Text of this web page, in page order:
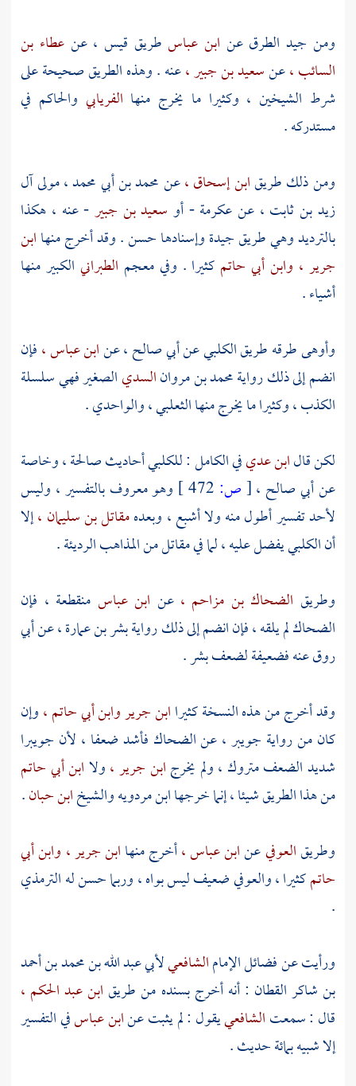
ومن جيد الطرق عن ابن عباس طريق قيس ،عنعطاء بن
السائب ،عنسعيد بن جبير ،عنه . وهذه الطريق صحيحة على
شرط الشيخين ، وكثيرا ما يخرج منها الفريابي والحاكم في
مستدركه .
ومن ذلك طريقابن إسحاق ،عنمحمد بن أبي محمد ، مولى آل
زيد بن ثابت ، عنعكرمة- أو سعيد بن جبير- عنه ، هكذا
بالترديد وهي طريق جيدة وإسنادها حسن . وقد أخرج منهاابن
جرير ، وابن أبي حاتم كثيرا . وفي معجم الطبراني الكبير منها
أشياء .
وأوهى طرقه طريقالكلبيعنأبي صالح ،عنابن عباس ،فإن
انضم إلى ذلك روايةمحمد بن مروانالسديالصغير فهي سلسلة
الكذب ، وكثيرا ما يخرج منهاالثعلبي ،والواحدي.
لكن قالابن عديفي الكامل :للكلبيأحاديث صالحة ، وخاصة
عنأبي صالح ،[ص:
وهو معروف بالتفسير ، وليس
لأحد تفسير أطول منه ولا أشبع ، وبعدهمقاتل بن سليمان ،إلا
أنالكلبييفضل عليه ، لما فيمقاتلمن المذاهب الرديئة .
وطريق الضحاك بن مزاحم ،عن ابن عباس منقطعة ، فإن
الضحاكلم يلقه ، فإن انضم إلى ذلك روايةبشر بن عمارة ،عنأبي
روقعنه فضعيفة لضعفبشر.
وقد أخرج من هذه النسخة كثيراابن جريروابن أبي حاتم ،وإن
كان من رواية جويبر ،عنالضحاك فأشد ضعفا ، لأن جويبرا
شديد الضعف متروك ، ولم يخرجابن جرير ،ولاابن أبي حاتم
من هذا الطريق شيئا ، إنما خرجهاابن مردويهوالشيخابن حبان.
وطريقالعوفيعنابن عباس ،أخرج منهاابن جرير ، وابن أبي
حاتمكثيرا ،والعوفيضعيف ليس بواه ، وربما حسن لهالترمذي
.
ورأيت عن فضائل الإمامالشافعيلأبي عبد الله بن محمد بن أحمد
بن شاكر القطان : أنه أخرج بسنده من طريقابن عبد الحكم ،
قال : سمعتالشافعييقول : لم يثبت عنابن عباسفي التفسير
إلا شبيه بمائة حديث .